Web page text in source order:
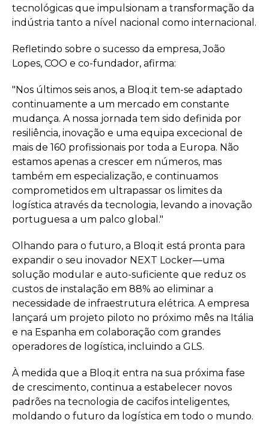
tecnológicas que impulsionam a transformação da
indústria tanto a nível nacional como internacional.
Refletindo sobre o sucesso da empresa, João
Lopes, COO e co-fundador, afirma:
"Nos últimos seis anos, a Bloq.it tem-se adaptado
continuamente a um mercado em constante
mudança. A nossa jornada tem sido definida por
resiliência, inovação e uma equipa excecional de
mais de 160 profissionais por toda a Europa. Não
estamos apenas a crescer em números, mas
também em especialização, e continuamos
comprometidos em ultrapassar os limites da
logística através da tecnologia, levando a inovação
portuguesa a um palco global."
Olhando para o futuro, a Bloq.it está pronta para
expandir o seu inovador NEXT Locker—uma
solução modular e auto-suficiente que reduz os
custos de instalação em 88% ao eliminar a
necessidade de infraestrutura elétrica. A empresa
lançará um projeto piloto no próximo mês na Itália
e na Espanha em colaboração com grandes
operadores de logística, incluindo a GLS.
À medida que a Bloq.it entra na sua próxima fase
de crescimento, continua a estabelecer novos
padrões na tecnologia de cacifos inteligentes,
moldando o futuro da logística em todo o mundo.